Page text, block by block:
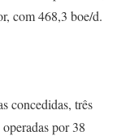
com 468,3 boe/d.
concedidas, três
por 38